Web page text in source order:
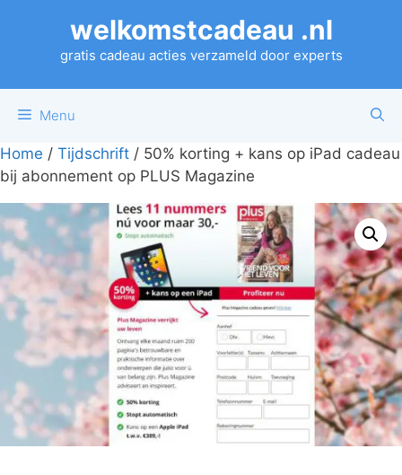
welkomstcadeau .nl
gratis cadeau acties verzameld door experts
Menu
Home / Tijdschrift / 50% korting + kans op iPad cadeau
bij abonnement op PLUS Magazine